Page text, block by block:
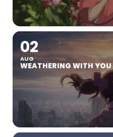
02
AUG
WEATHERING WITH YOU